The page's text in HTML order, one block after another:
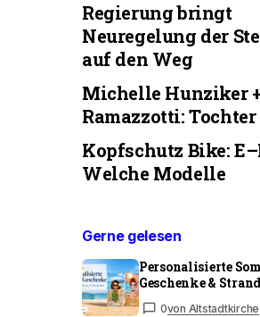
Regierung bringt
Neuregelung der
auf den Weg
Michelle Hunziker
Ramazzotti:
Kopfschutz Bike:
Welche Modelle
Gerne gelesen
Personalisierte
Geschenke &
0von Altstadtkirche